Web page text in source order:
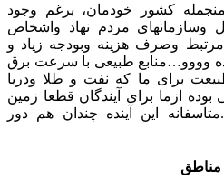
کشور خودمان، برغم وجود
وسازمانهای مردم نهاد واشخاص
وصرف هزینه وبودجه زیاد و
وووو…منابع طبیعی با سرعت برق
برای ما که نفت و طلا ودریا
ازما برای آیندگان قطعا زمین
این آینده چندان هم دور